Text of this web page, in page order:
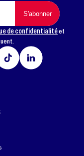
de confidentialitéet